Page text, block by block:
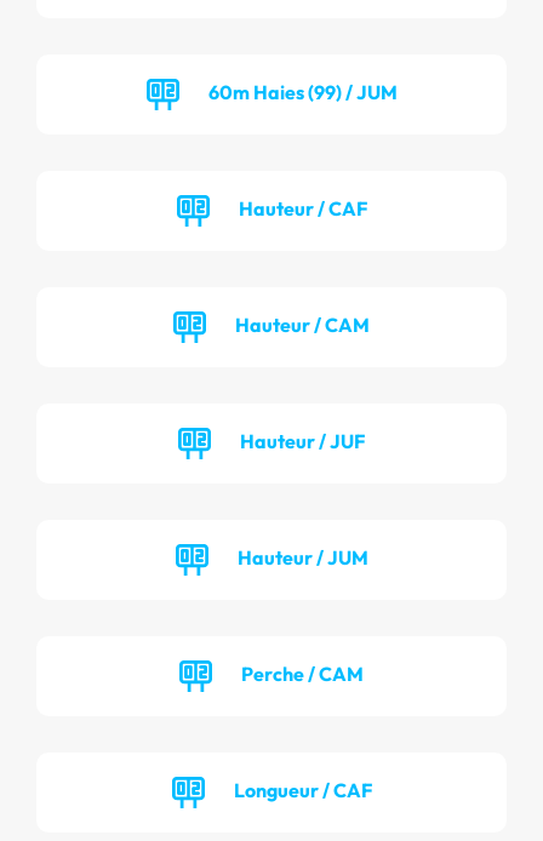
60m Haies (99) / JUM
Hauteur / CAF
Hauteur / CAM
Hauteur / JUF
Hauteur / JUM
Perche / CAM
Longueur / CAF